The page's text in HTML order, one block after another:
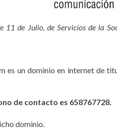
de Julio, de Servicios de la
es un dominio en internet de
de contacto es 658767728.
dominio.